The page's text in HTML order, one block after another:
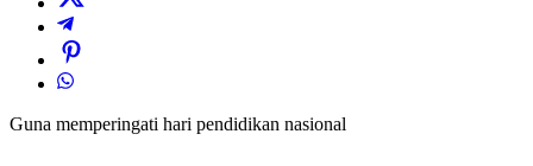
Guna memperingati hari pendidikan nasional